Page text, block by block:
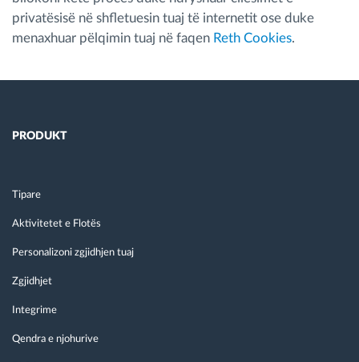
privatësisë në shfletuesin tuaj të internetit ose duke
menaxhuar pëlqimin tuaj në faqen Reth Cookies.
PRODUKT
Tipare
Aktivitetet e Flotës
Personalizoni zgjidhjen tuaj
Zgjidhjet
Integrime
Qendra e njohurive